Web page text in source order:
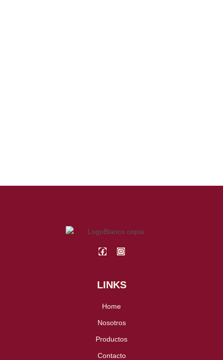
F
b
o
k
I
a
g
a
LINKS
Home
Nosotros
Productos
Contacto